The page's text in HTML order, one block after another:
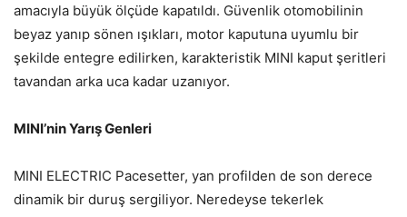
amacıyla büyük ölçüde kapatıldı. Güvenlik otomobilinin
beyaz yanıp sönen ışıkları, motor kaputuna uyumlu bir
şekilde entegre edilirken, karakteristik MINI kaput şeritleri
tavandan arka uca kadar uzanıyor.
MINI’nin Yarış Genleri
MINI ELECTRIC Pacesetter, yan profilden de son derece
dinamik bir duruş sergiliyor. Neredeyse tekerlek